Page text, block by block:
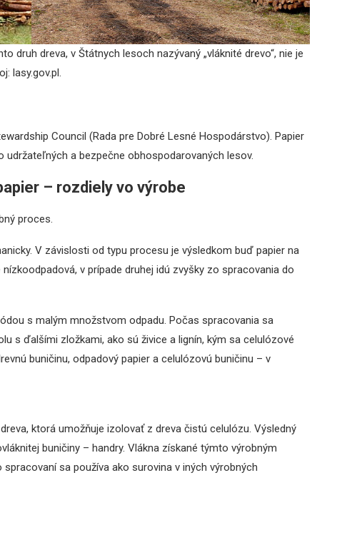
druh dreva, v Štátnych lesoch nazývaný „vláknité drevo“, nie je
lasy.gov.pl.
Council (Rada pre Dobré Lesné Hospodárstvo). Papier
a bezpečne obhospodarovaných lesov.
– rozdiely vo výrobe
proces.
V závislosti od typu procesu je výsledkom buď papier na
v prípade druhej idú zvyšky zo spracovania do
s malým množstvom odpadu. Počas spracovania sa
s ďalšími zložkami, ako sú živice a lignín, kým sa celulózové
buničinu, odpadový papier a celulózovú buničinu – v
ktorá umožňuje izolovať z dreva čistú celulózu. Výsledný
buničiny – handry. Vlákna získané týmto výrobným
sa používa ako surovina v iných výrobných